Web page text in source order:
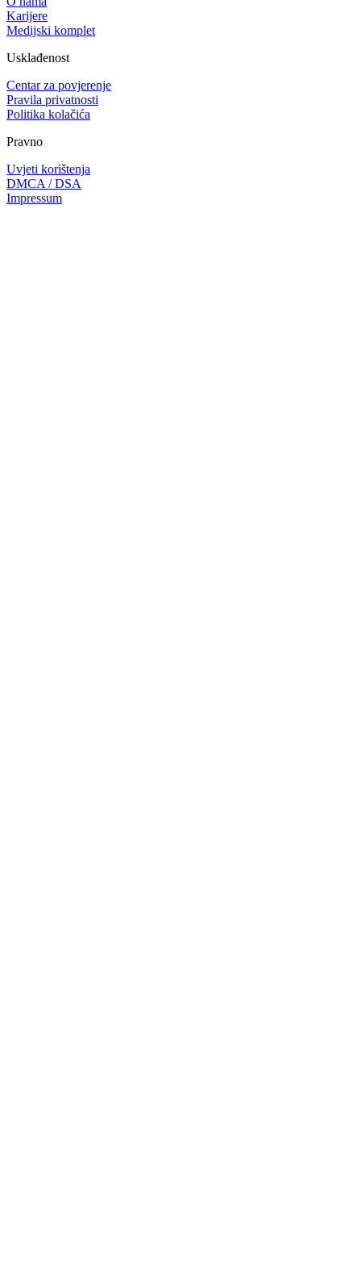
Karijere
Medijski komplet
Usklađenost
Centar za povjerenje
Pravila privatnosti
Politika kolačića
Pravno
Uvjeti korištenja
DMCA / DSA
Impressum